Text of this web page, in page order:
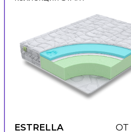
ОТ 21 400 ₽
КОНТАКТЫ
346720, Ростовская область, г. Аксай,
hello@sleepinvest.ru